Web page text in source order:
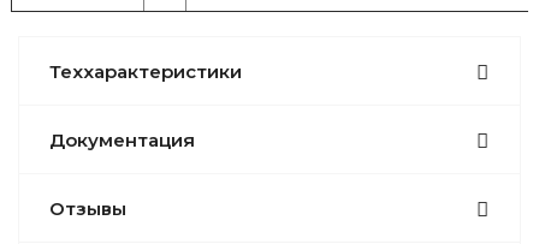
Теххарактеристики
Документация
Отзывы